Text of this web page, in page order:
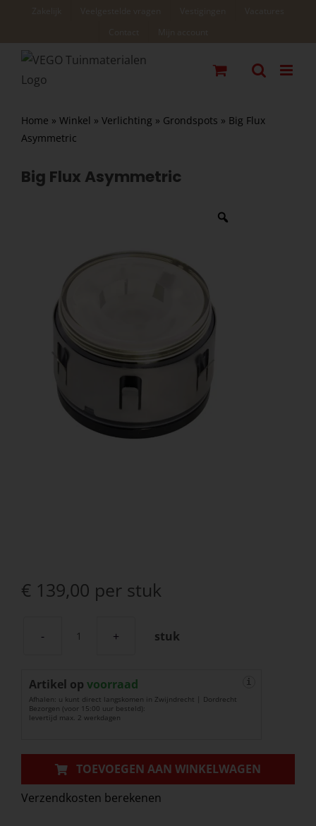
Home » Winkel » Verlichting » Grondspots » Big Flux
Asymmetric
Big Flux Asymmetric
€139,00 per stuk
Big
Asymmetric
aantal
stuk
Artikel op voorraad
Afhalen: u kunt direct langskomen in Zwijndrecht | Dordrecht
Bezorgen (voor 15:00 uur besteld):
levertijd max. 2 werkdagen
i
TOEVOEGEN AAN WINKELWAGEN
Verzendkosten berekenen